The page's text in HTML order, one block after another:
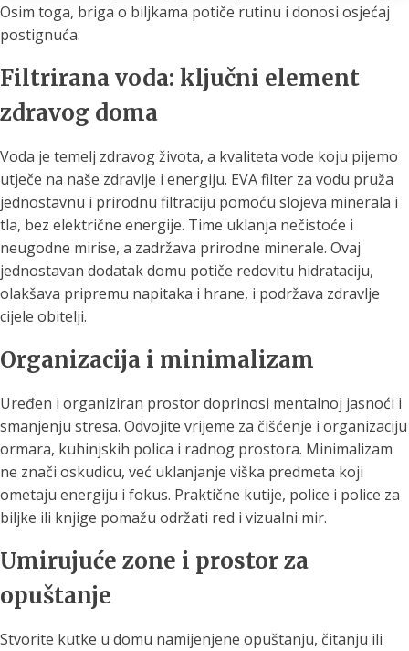
Osim toga, briga o biljkama potiče rutinu i donosi osjećaj
postignuća.
Filtrirana voda: ključni element
zdravog doma
Voda je temelj zdravog života, a kvaliteta vode koju pijemo
utječe na naše zdravlje i energiju. EVA filter za vodu pruža
jednostavnu i prirodnu filtraciju pomoću slojeva minerala i
tla, bez električne energije. Time uklanja nečistoće i
neugodne mirise, a zadržava prirodne minerale. Ovaj
jednostavan dodatak domu potiče redovitu hidrataciju,
olakšava pripremu napitaka i hrane, i podržava zdravlje
cijele obitelji.
Organizacija i minimalizam
Uređen i organiziran prostor doprinosi mentalnoj jasnoći i
smanjenju stresa. Odvojite vrijeme za čišćenje i organizaciju
ormara, kuhinjskih polica i radnog prostora. Minimalizam
ne znači oskudicu, već uklanjanje viška predmeta koji
ometaju energiju i fokus. Praktične kutije, police i police za
biljke ili knjige pomažu održati red i vizualni mir.
Umirujuće zone i prostor za
opuštanje
Stvorite kutke u domu namijenjene opuštanju, čitanju ili